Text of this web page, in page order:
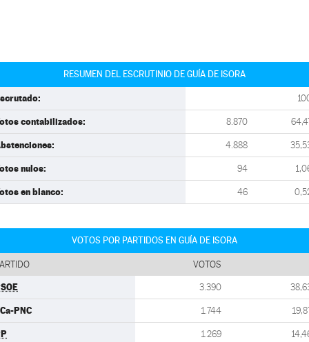
RESUMEN DEL ESCRUTINIO DE GUÍA DE ISORA
contabilizados: 8.870
4.888
nulos: 94
en blanco: 46
VOTOS POR PARTIDOS EN GUÍA DE ISORA
VOTOS
3.390
PNC 1.744
1.269